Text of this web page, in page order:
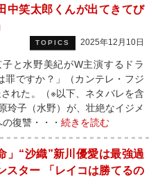
中笑太郎くんが出てきてび
TOPICS 2025年12月10日
と水野美紀がW主演するドラ
罪ですか？」（カンテレ・フジ
れた。（※以下、ネタバレを含
子（水野）が、壮絶なイジメ
復讐・・・ 続きを読む
」“沙織”新川優愛は最強過
スター 「レイコは勝てるの